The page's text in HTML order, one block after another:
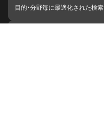
目的・分野毎に最適化された検索